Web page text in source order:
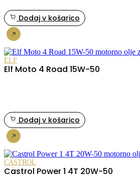
Dodaj v košarico
ELF
Elf Moto 4 Road 15W-50
Dodaj v košarico
CASTROL
Castrol Power 1 4T 20W-50